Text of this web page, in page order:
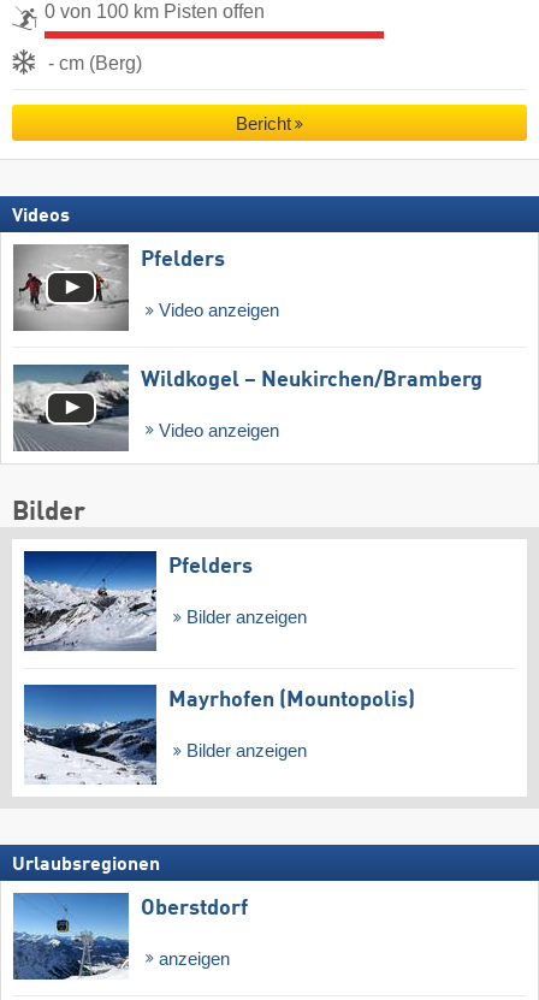
0 von 100 km Pisten offen
- cm (Berg)
Bericht
Videos
Pfelders
Video anzeigen
Wildkogel – Neukirchen/​Bramberg
Video anzeigen
Bilder
Pfelders
Bilder anzeigen
Mayrhofen (Mountopolis)
Bilder anzeigen
Urlaubsregionen
Oberstdorf
anzeigen